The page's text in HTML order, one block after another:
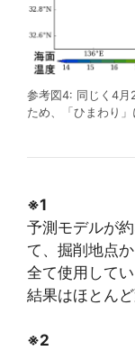
参考図4: 同じく4月
ため、「ひまわり」
※1
予測モデルが
て、掘削地点
全て使用して
結果はほとんど
※2